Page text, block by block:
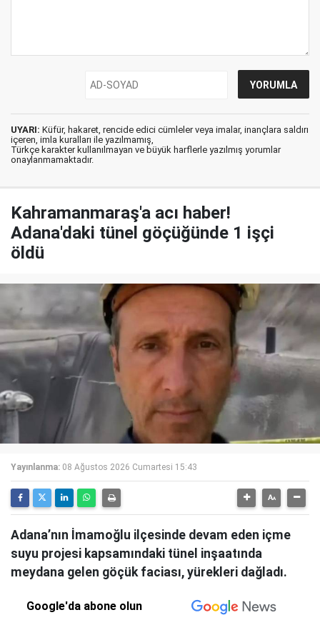
UYARI: Küfür, hakaret, rencide edici cümleler veya imalar, inançlara saldırı
içeren, imla kuralları ile yazılmamış,
Türkçe karakter kullanılmayan ve büyük harflerle yazılmış yorumlar
onaylanmamaktadır.
Kahramanmaraş'a acı haber!
Adana'daki tünel göçüğünde 1 işçi
öldü
Yayınlanma: 08 Ağustos 2026 Cumartesi 15:43
Adana’nın İmamoğlu ilçesinde devam eden içme
suyu projesi kapsamındaki tünel inşaatında
meydana gelen göçük faciası, yürekleri dağladı.
Google'da abone olun